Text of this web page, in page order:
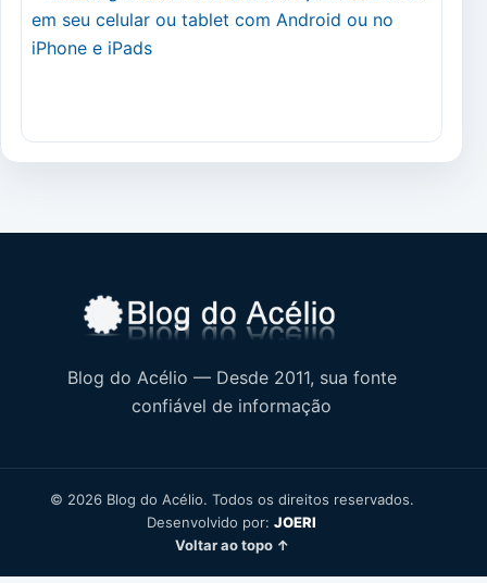
Blog do Acélio — Desde 2011, sua fonte
confiável de informação
© 2026 Blog do Acélio. Todos os direitos reservados.
Desenvolvido por: JOERI
Voltar ao topo ↑